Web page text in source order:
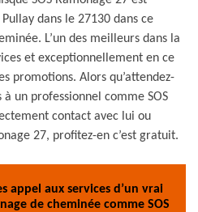
dans le 27130 dans ce
L’un des meilleurs dans la
et exceptionnellement en ce
promotions. Alors qu’attendez-
un professionnel comme SOS
contact avec lui ou
27, profitez-en c’est gratuit.
appel aux services d’un vrai
de cheminée comme SOS